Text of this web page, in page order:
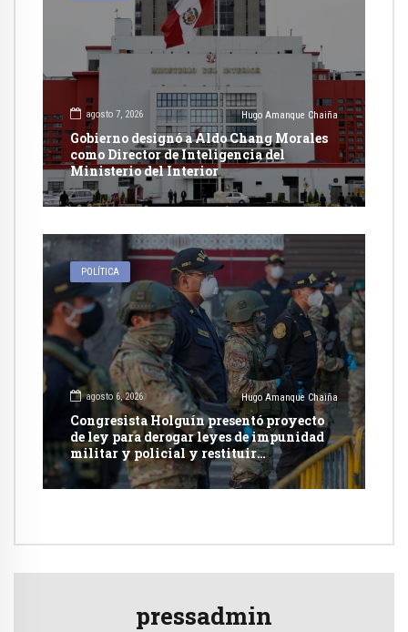
agosto 7, 2026 Hugo Amanque Chaiña
Gobierno designó a Aldo Chang Morales
como Director de Inteligencia del
Ministerio del Interior
POLÍTICA
agosto 6, 2026 Hugo Amanque Chaiña
Congresista Holguín presentó proyecto
de ley para derogar leyes de impunidad
militar y policial y restituir
competencia de justicia ordinaria
pressadmin